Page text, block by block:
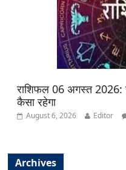
राशिफल 06 अगस्त
कैसा रहेगा
August 6, 2026 Editor
Archives